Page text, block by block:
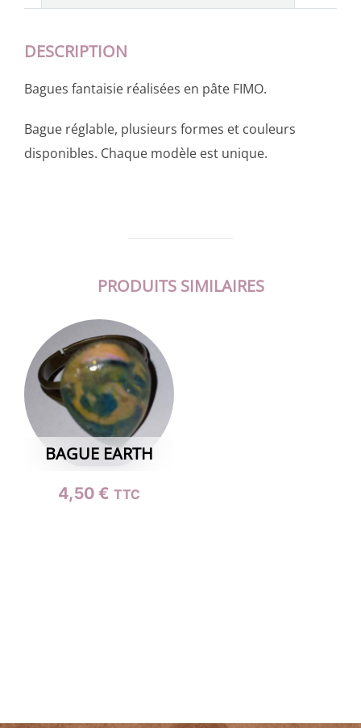
DESCRIPTION
Bagues fantaisie réalisées en pâte FIMO.
Bague réglable, plusieurs formes et couleurs
disponibles. Chaque modèle est unique.
PRODUITS SIMILAIRES
BAGUE EARTH
4,50€ TTC